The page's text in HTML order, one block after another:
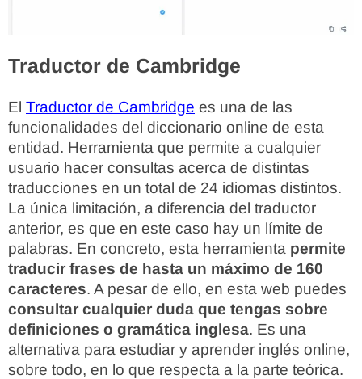
Traductor de Cambridge
El Traductor de Cambridge es una de las
funcionalidades del diccionario online de esta
entidad. Herramienta que permite a cualquier
usuario hacer consultas acerca de distintas
traducciones en un total de 24 idiomas distintos.
La única limitación, a diferencia del traductor
anterior, es que en este caso hay un límite de
palabras. En concreto, esta herramienta permite
traducir frases de hasta un máximo de 160
caracteres. A pesar de ello, en esta web puedes
consultar cualquier duda que tengas sobre
definiciones o gramática inglesa. Es una
alternativa para estudiar y aprender inglés online,
sobre todo, en lo que respecta a la parte teórica.